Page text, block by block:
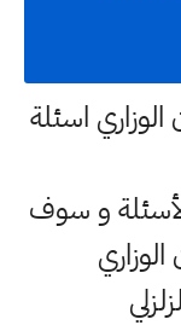
اسئلة
و سوف